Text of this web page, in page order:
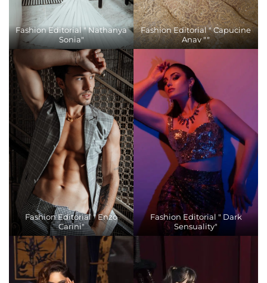
Fashion Editorial " Nathanya
Sonia"
Fashion Editorial " Capucine
Anav ""
Fashion Editorial " Enzo
Carini"
Fashion Editorial " Dark
Sensuality"